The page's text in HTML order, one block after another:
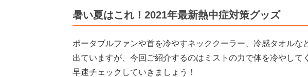
暑い夏はこれ！2021年最新熱中症対策グッズ
ポータブルファンや首を冷やすネッククーラー、冷感タオルな
出ていますが、今回ご紹介するのはミストの力で体を冷やして
早速チェックしていきましょう！